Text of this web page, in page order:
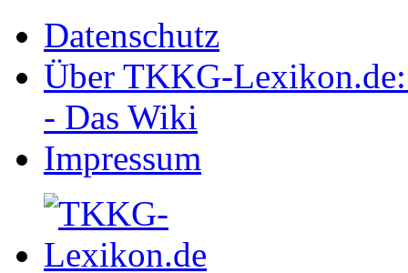
Datenschutz
Über TKKG-
- Das Wiki
Impressum